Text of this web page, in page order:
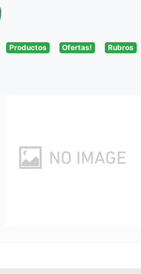
Productos Ofertas! Rubros